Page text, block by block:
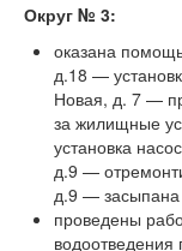
Округ № 3:
оказана
д.18 —
Новая, д. 7 —
за жилищные
установка
д.9 —
д.9 —
проведены